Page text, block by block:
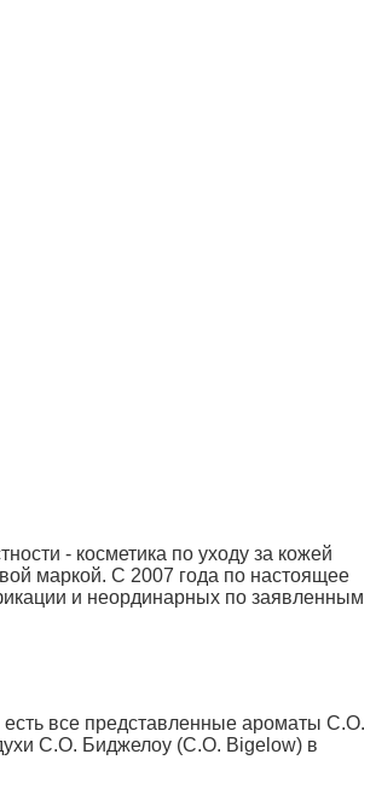
- косметика по уходу за кожей
маркой. С 2007 года по настоящее
и неординарных по заявленным
все представленные ароматы C.O.
С.О. Биджелоу (C.O. Bigelow) в